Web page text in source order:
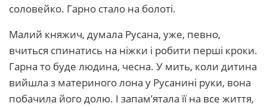
соловейко. Гарно стало на болоті.
Малий княжич, думала Русана, уже, певно,
вчиться спинатись на ніжки і робити перші кроки.
Гарна то буде людина, чесна. У мить, коли дитина
вийшла з материного лона у Русанині руки, вона
побачила його долю. І запам’ятала її на все життя,